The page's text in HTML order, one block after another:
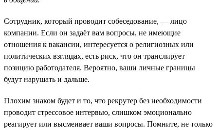
Сотрудник, который проводит собеседование, — лицо
компании. Если он задаёт вам вопросы, не имеющие
отношения к вакансии, интересуется о религиозных или
политических взглядах, есть риск, что он транслирует
позицию работодателя. Вероятно, ваши личные границы
будут нарушать и дальше.
Плохим знаком будет и то, что рекрутер без необходимости
проводит стрессовое интервью, слишком эмоционально
реагирует или высмеивает ваши вопросы. Помните, не только